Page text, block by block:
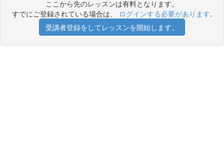
ここから先のレッスンは有料となります。
すでにご登録されている場合は、 ログインする必要があります.
受講者登録をしてレッスンを開始します。